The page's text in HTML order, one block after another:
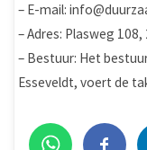
– E-mail:
– Adres: Plasweg
– Bestuur: Het
Esseveldt, voert de